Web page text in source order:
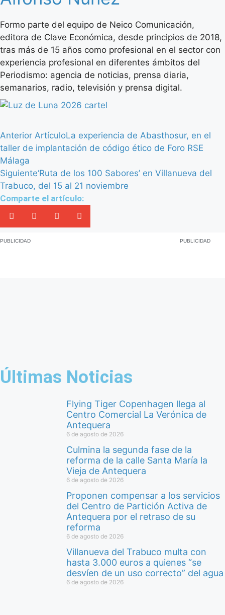
Formo parte del equipo de Neico Comunicación,
editora de Clave Económica, desde principios de 2018,
tras más de 15 años como profesional en el sector con
experiencia profesional en diferentes ámbitos del
Periodismo: agencia de noticias, prensa diaria,
semanarios, radio, televisión y prensa digital.
Anterior ArtículoLa experiencia de Abasthosur, en el
taller de implantación de código ético de Foro RSE
Málaga
Siguiente‘Ruta de los 100 Sabores’ en Villanueva del
Trabuco, del 15 al 21 noviembre
Comparte el artículo:
PUBLICIDAD PUBLICIDAD
Últimas Noticias
Flying Tiger Copenhagen llega al
Centro Comercial La Verónica de
Antequera
6 de agosto de 2026
Culmina la segunda fase de la
reforma de la calle Santa María la
Vieja de Antequera
6 de agosto de 2026
Proponen compensar a los servicios
del Centro de Partición Activa de
Antequera por el retraso de su
reforma
6 de agosto de 2026
Villanueva del Trabuco multa con
hasta 3.000 euros a quienes “se
desvíen de un uso correcto” del agua
6 de agosto de 2026